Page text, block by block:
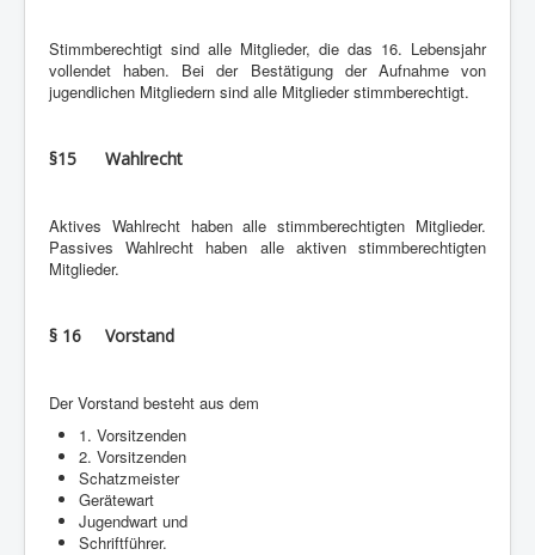
Stimmberechtigt sind alle Mitglieder, die das 16. Lebensjahr
vollendet haben. Bei der Bestätigung der Aufnahme von
jugendlichen Mitgliedern sind alle Mitglieder stimmberechtigt.
§15 Wahlrecht
Aktives Wahlrecht haben alle stimmberechtigten Mitglieder.
Passives Wahlrecht haben alle aktiven stimmberechtigten
Mitglieder.
§ 16 Vorstand
Der Vorstand besteht aus dem
1. Vorsitzenden
2. Vorsitzenden
Schatzmeister
Gerätewart
Jugendwart und
Schriftführer.